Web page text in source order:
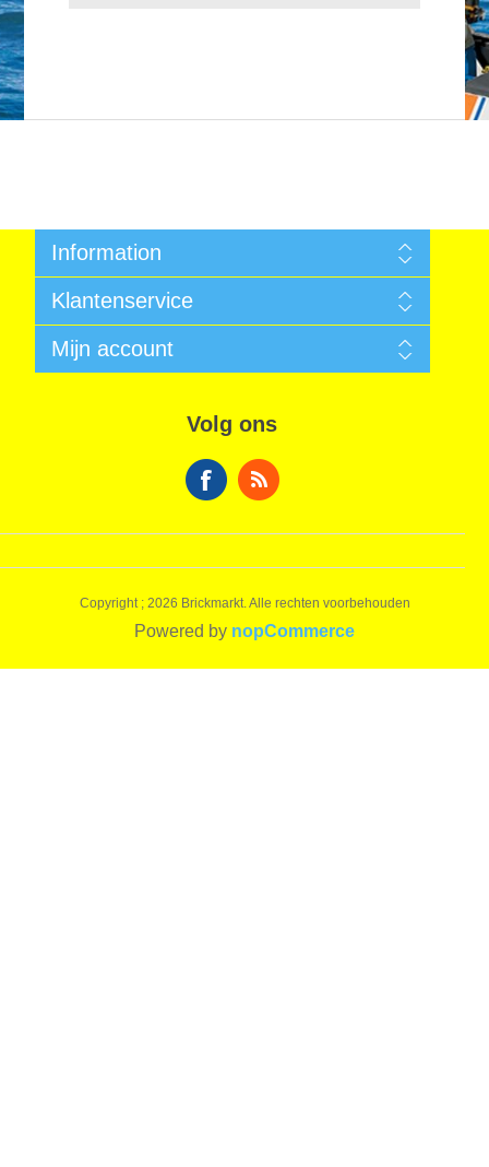
Information
Algemene voorwaarden
Sitemap
Betalen
Garantie
Verzendkosten
Algemene voorwaarden
Klantenservice
Nieuws
Mijn account
Volg ons
Copyright ; 2026 Brickmarkt. Alle rechten voorbehouden
Powered by nopCommerce